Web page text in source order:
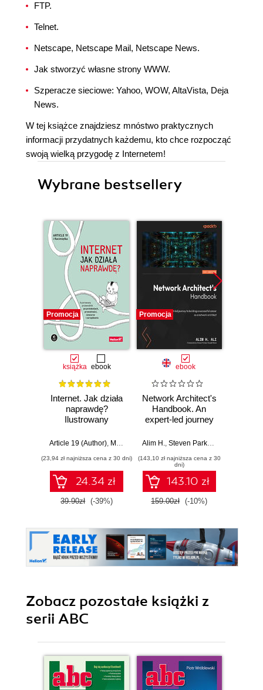
FTP.
Telnet.
Netscape, Netscape Mail, Netscape News.
Jak stworzyć własne strony WWW.
Szperacze sieciowe: Yahoo, WOW, AltaVista, Deja
News.
W tej książce znajdziesz mnóstwo praktycznych
informacji przydatnych każdemu, kto chce rozpocząć
swoją wielką przygodę z Internetem!
Wybrane bestsellery
Promocja
książka ebook
Internet. Jak działa
naprawdę?
Ilustrowany
protokołach,
cenzurze i
zarządzaniu
Article 19 (Author) Mallory Knodel (Contributor) ,Ulrike Uhlig i in.
(23,94 zł najniższa cena z 30 dni)
24.34 zł
39.90zł (-39%)
Promocja
ebook
Network Architect's
Handbook. An
expert-led journey
successful career
architect
Alim H. Steven Parker
(143,10 zł najniższa cena z 30
dni)
143.10 zł
159.00zł (-10%)
Zobacz pozostałe książki z
serii ABC